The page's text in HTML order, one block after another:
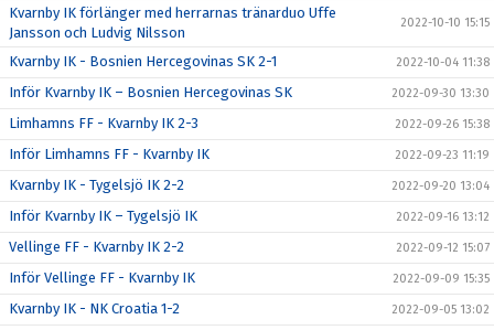
Kvarnby IK förlänger med herrarnas tränarduo Uffe
Jansson och Ludvig Nilsson
2022-10-10 15:15
Kvarnby IK - Bosnien Hercegovinas SK 2-1 2022-10-04 11:38
Inför Kvarnby IK – Bosnien Hercegovinas SK 2022-09-30 13:30
Limhamns FF - Kvarnby IK 2-3 2022-09-26 15:38
Inför Limhamns FF - Kvarnby IK 2022-09-23 11:19
Kvarnby IK - Tygelsjö IK 2-2 2022-09-20 13:04
Inför Kvarnby IK – Tygelsjö IK 2022-09-16 13:12
Vellinge FF - Kvarnby IK 2-2 2022-09-12 15:07
Inför Vellinge FF - Kvarnby IK 2022-09-09 15:35
Kvarnby IK - NK Croatia 1-2 2022-09-05 13:02